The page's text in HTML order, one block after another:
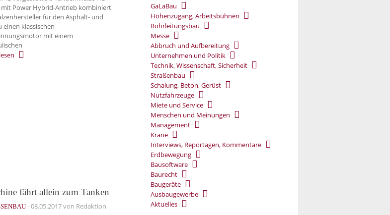
mit Power Hybrid-Antrieb kombiniert
für den Asphalt- und
einen klassischen
mit einem
fährt allein zum Tanken
-08.05.2017von Redaktion
GaLaBau
Höhenzugang, Arbeitsbühnen
Rohrleitungsbau
Messe
Abbruch und Aufbereitung
Unternehmen und Politik
Technik, Wissenschaft, Sicherheit
Straßenbau
Schalung, Beton, Gerüst
Nutzfahrzeuge
Miete und Service
Menschen und Meinungen
Management
Krane
Interviews, Reportagen, Kommentare
Erdbewegung
Bausoftware
Baurecht
Baugeräte
Ausbaugewerbe
Aktuelles